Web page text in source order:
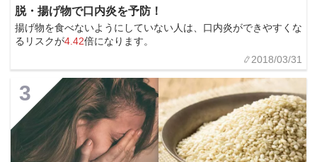
脱・揚げ物で口内炎を予防！
揚げ物を食べないようにしていない人は、口内炎ができやすくな
るリスクが4.42倍になります。
2018/03/31
3